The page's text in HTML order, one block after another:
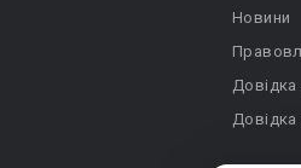
Новини
Довідка